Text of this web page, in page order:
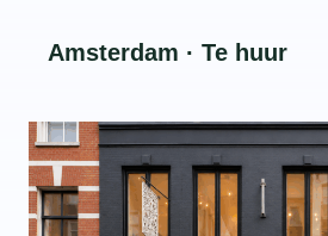
Amsterdam · Te huur